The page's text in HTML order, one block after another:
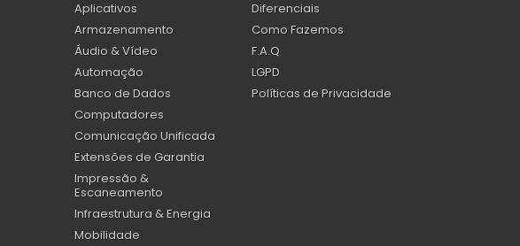
Aplicativos
Armazenamento
Áudio & Vídeo
Automação
Banco de Dados
Computadores
Comunicação Unificada
Extensões de Garantia
Impressão &
Escaneamento
Infraestrutura & Energia
Mobilidade
Diferenciais
Como Fazemos
F.A.Q
LGPD
Políticas de Privacidade